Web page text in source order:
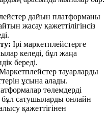
дайын платформаны
жасау қажеттілігінсіз
Ірі маркетплейстерге
келеді, бұл жаңа
береді.
тауарларды
ұсына алады.
төлемдерді
сатушыларды онлайн
қажеттігінен